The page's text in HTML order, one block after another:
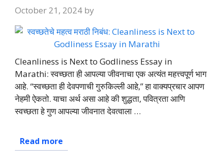
October 21, 2024 by
Cleanliness is Next to Godliness Essay in
Marathi: स्वच्छता ही आपल्या जीवनाचा एक अत्यंत महत्त्वपूर्ण भाग
आहे. “स्वच्छता ही देवपणाची गुरुकिल्ली आहे,” हा वाक्यप्रचार आपण
नेहमी ऐकतो. याचा अर्थ असा आहे की शुद्धता, पवित्रता आणि
स्वच्छता हे गुण आपल्या जीवनात देवत्वाला …
Read more